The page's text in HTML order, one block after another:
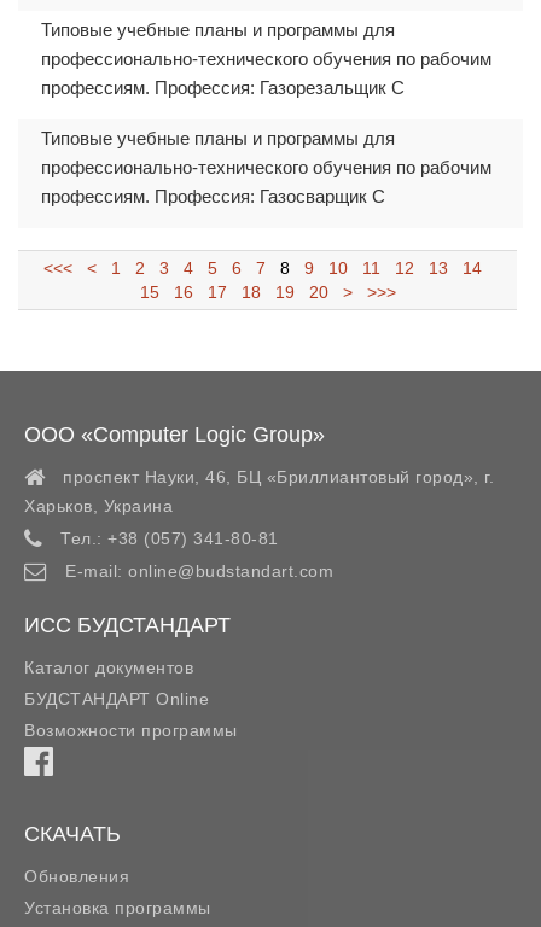
Типовые учебные планы и программы для
профессионально-технического обучения по рабочим
профессиям. Профессия: Газорезальщик С
Типовые учебные планы и программы для
профессионально-технического обучения по рабочим
профессиям. Профессия: Газосварщик С
<<< < 1 2 3 4 5 6 7 8 9 10 11 12 13
14
15
16 17 18 19 20 > >>>
ООО «Computer Logic Group»
проспект Науки, 46, БЦ «Бриллиантовый город»,
г.
Харьков
Украина
Тел.: +38 (057) 341-80-81
E-mail: online@budstandart.com
ИСС БУДСТАНДАРТ
Каталог документов
БУДСТАНДАРТ Online
Возможности программы
СКАЧАТЬ
Обновления
Установка программы